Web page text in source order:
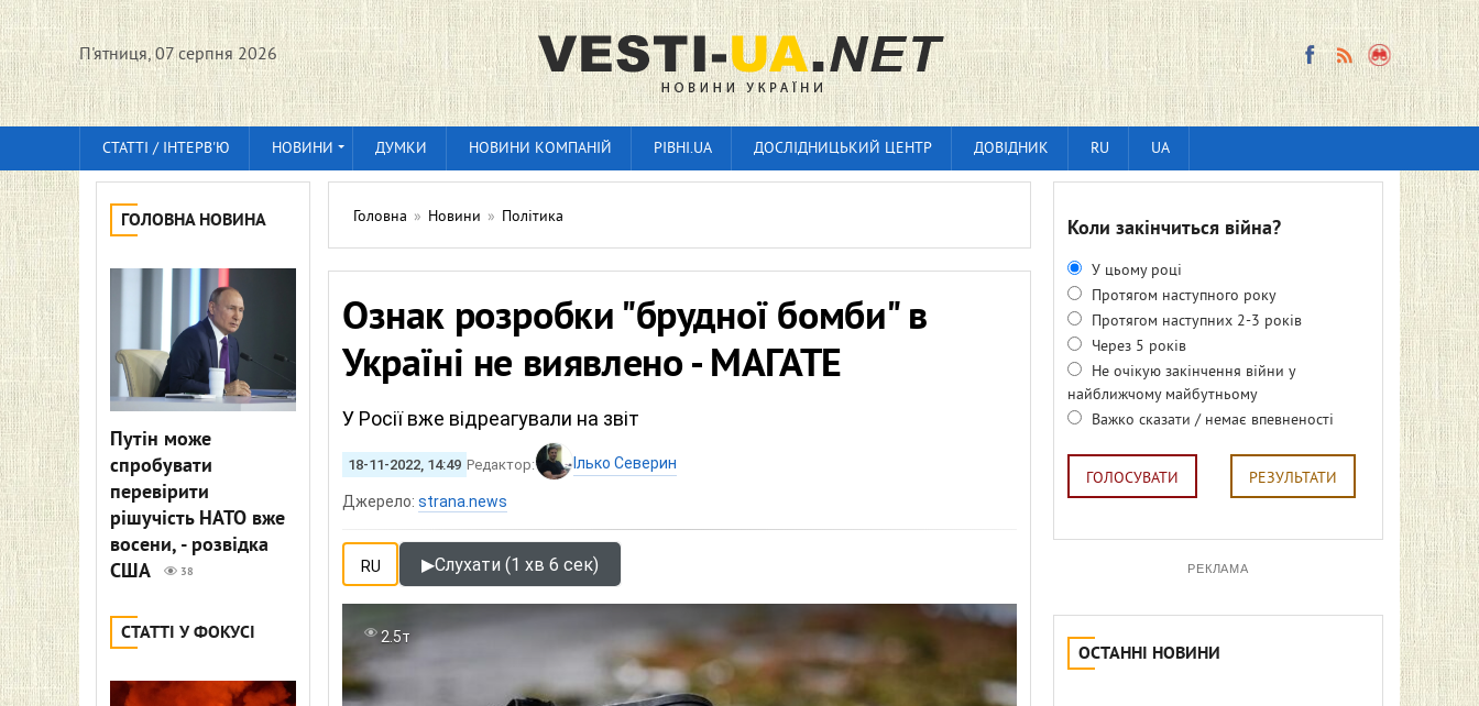
П'ятниця, 07 серпня 2026
СТАТТІ / ІНТЕРВ'Ю НОВИНИ ДУМКИ НОВИНИ КОМПАНІЙ РІВНІ.UA ДОСЛІДНИЦЬКИЙ ЦЕНТР ДОВІДНИК RU UA
ГОЛОВНА НОВИНА
Путін може
спробувати
перевірити
рішучість НАТО вже
восени, - розвідка
США
38
СТАТТІ У ФОКУСІ
Головна » Новини » Політика
Ознак розробки "брудної бомби" в
Україні не виявлено - МАГАТЕ
У Росії вже відреагували на звіт
18-11-2022, 14:49 Редактор: Ілько Северин
Джерело: strana.news
RU ▶Слухати (1 хв 6 сек)
2.5т
Коли закінчиться війна?
У цьому році
Протягом наступного року
Протягом наступних 2-3 років
Через 5 років
Не очікую закінчення війни у
найближчому майбутньому
Важко сказати / немає впевненості
ГОЛОСУВАТИ РЕЗУЛЬТАТИ
РЕКЛАМА
ОСТАННІ НОВИНИ